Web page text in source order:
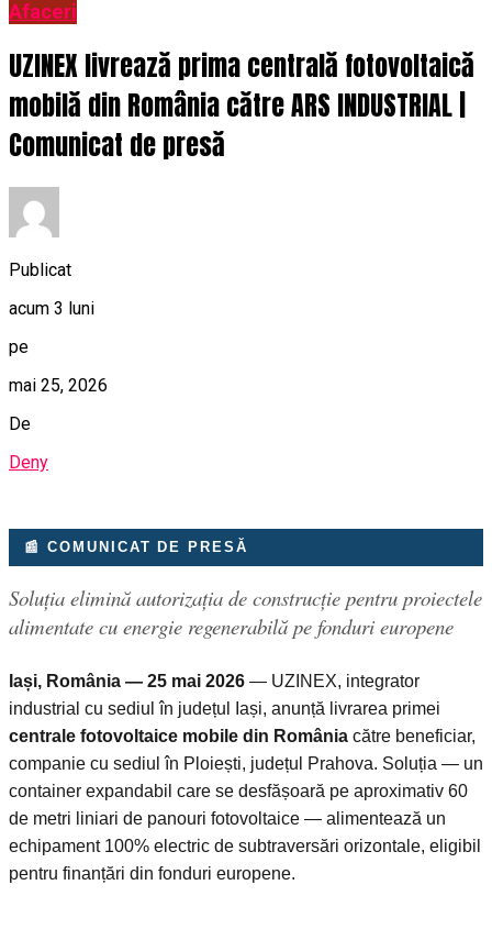
Afaceri
UZINEX livrează prima centrală fotovoltaică
mobilă din România către ARS INDUSTRIAL |
Comunicat de presă
Publicat
acum 3 luni
pe
mai 25, 2026
De
Deny
📰 COMUNICAT DE PRESĂ
Soluția elimină autorizația de construcție pentru proiectele
alimentate cu energie regenerabilă pe fonduri europene
Iași, România — 25 mai 2026 — UZINEX, integrator
industrial cu sediul în județul Iași, anunță livrarea primei
centrale fotovoltaice mobile din România către beneficiar,
companie cu sediul în Ploiești, județul Prahova. Soluția — un
container expandabil care se desfășoară pe aproximativ 60
de metri liniari de panouri fotovoltaice — alimentează un
echipament 100% electric de subtraversări orizontale, eligibil
pentru finanțări din fonduri europene.